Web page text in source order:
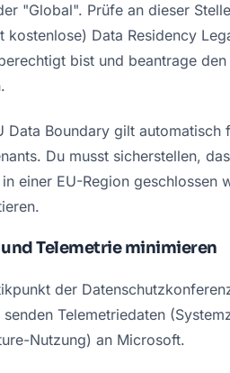
"Global". Prüfe an dieser
kostenlose) Data Residency
bist und beantrage
Data Boundary gilt automatisch
Du musst sicherstellen,
einer EU-Region geschlossen
Telemetrie minimieren
der
Telemetriedaten
Nutzung) an Microsoft.